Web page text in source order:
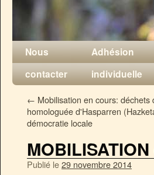
Nous
contacter
Adhésion
individuelle
← Mobilisation en cours: déchets
homologuée d'Hasparren
démocratie locale
Publié le29 novembre 2014